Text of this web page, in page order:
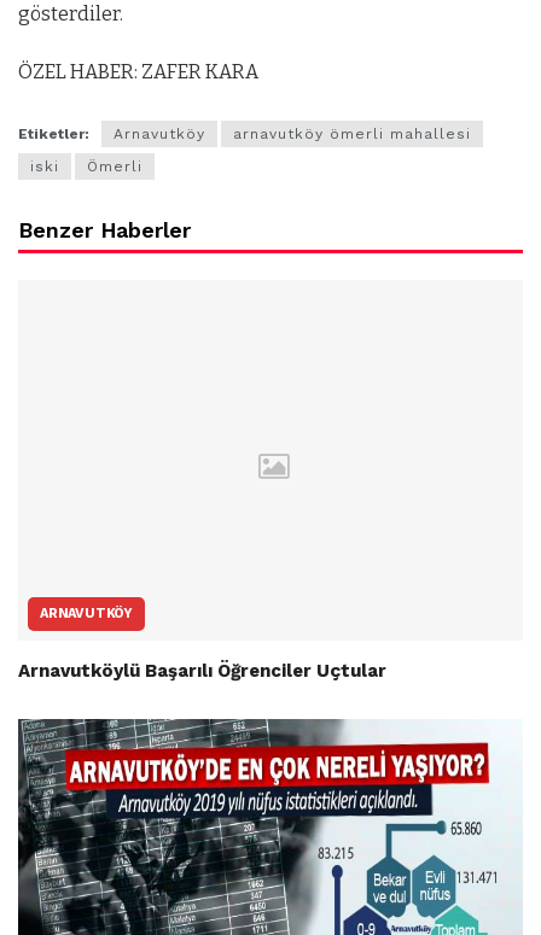
gösterdiler.
ÖZEL HABER: ZAFER KARA
Etiketler: Arnavutköy
arnavutköy ömerli mahallesi
iski
Ömerli
Benzer Haberler
ARNAVUTKÖY
Arnavutköylü Başarılı Öğrenciler Uçtular